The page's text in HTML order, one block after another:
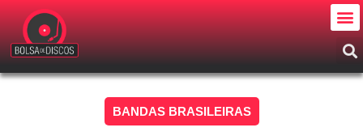
BANDAS BRASILEIRAS